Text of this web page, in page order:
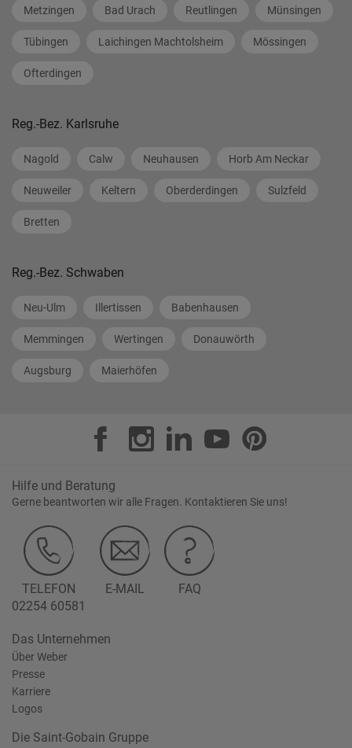
Metzingen Bad Urach Reutlingen Münsingen
Tübingen Laichingen Machtolsheim Mössingen
Ofterdingen
Reg.-Bez. Karlsruhe
Nagold Calw Neuhausen Horb Am Neckar
Neuweiler Keltern Oberderdingen Sulzfeld
Bretten
Reg.-Bez. Schwaben
Neu-Ulm Illertissen Babenhausen
Memmingen Wertingen Donauwörth
Augsburg Maierhöfen
Hilfe und Beratung
Gerne beantworten wir alle Fragen. Kontaktieren Sie uns!
TELEFON
02254 60581
E-MAIL FAQ
Das Unternehmen
Über Weber
Presse
Karriere
Logos
Die Saint-Gobain Gruppe